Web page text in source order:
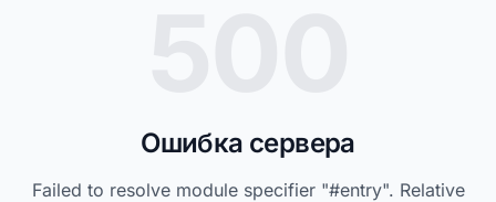
Ошибка сервера
Failed to resolve module specifier "#entry". Relative